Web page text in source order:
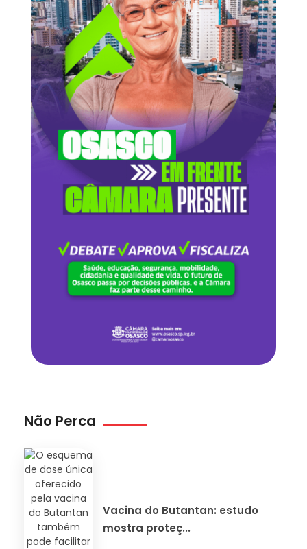
Não Perca
Vacina do Butantan: estudo
mostra proteç...